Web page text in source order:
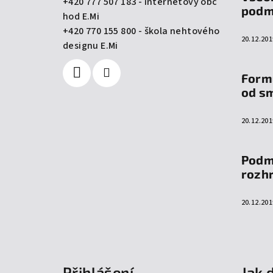
hod E.Mi
+420 770 155 800 - škola nehtového
designu E.Mi
od